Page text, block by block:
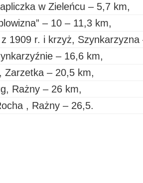
w Zieleńcu – 5,7 km,
– 10 – 11,3 km,
1909 r. i krzyż,
– 16,6 km,
Zarzetka – 20,5 km,
Rażny – 26 km,
, Rażny – 26,5.